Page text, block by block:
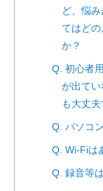
ど、悩
てはど
か？
Q. 初心者
が出て
も大丈
Q. パソコ
Q. Wi-Fiは
Q. 録音等